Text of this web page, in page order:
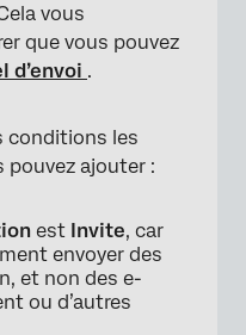
vous
que vous pouvez
d’envoi .
conditions les
pouvez ajouter :
est Invite, car
envoyer des
et non des e-
ou d’autres